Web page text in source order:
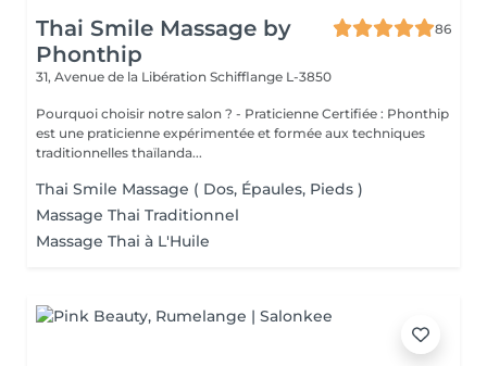
Thai Smile Massage by
Phonthip
86
31, Avenue de la Libération Schifflange L-3850
Pourquoi choisir notre salon ? - Praticienne Certifiée : Phonthip
est une praticienne expérimentée et formée aux techniques
traditionnelles thaïlanda...
Thai Smile Massage ( Dos, Épaules, Pieds )
Massage Thai Traditionnel
Massage Thai à L'Huile